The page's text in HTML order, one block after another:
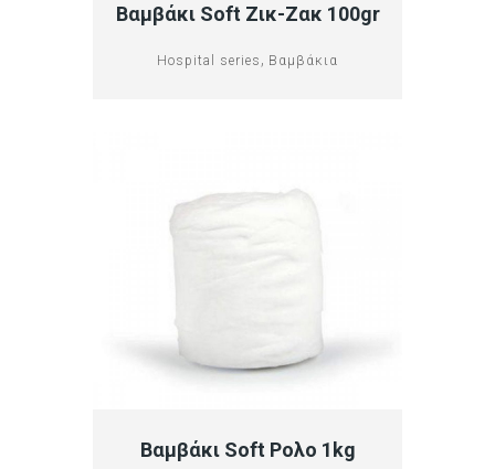
Βαμβάκι Soft Ζικ-Ζακ 100gr
Hospital series , Βαμβάκια
Βαμβάκι Soft Ρολο 1kg